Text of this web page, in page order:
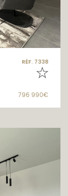
RÉF. 7338
796 990€